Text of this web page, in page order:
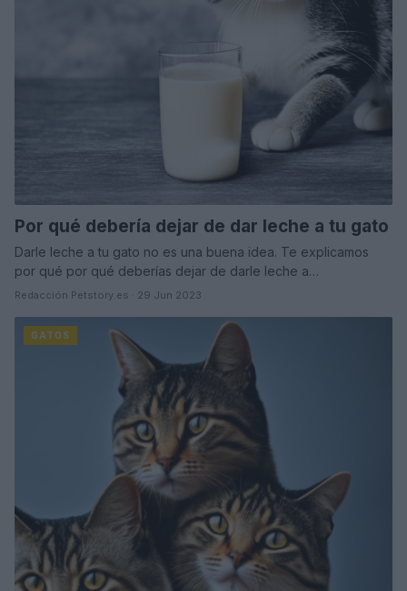
Por qué debería dejar de dar leche a tu gato
Darle leche a tu gato no es una buena idea. Te explicamos
por qué por qué deberías dejar de darle leche a…
Redacción Petstory.es · 29 Jun 2023
GATOS